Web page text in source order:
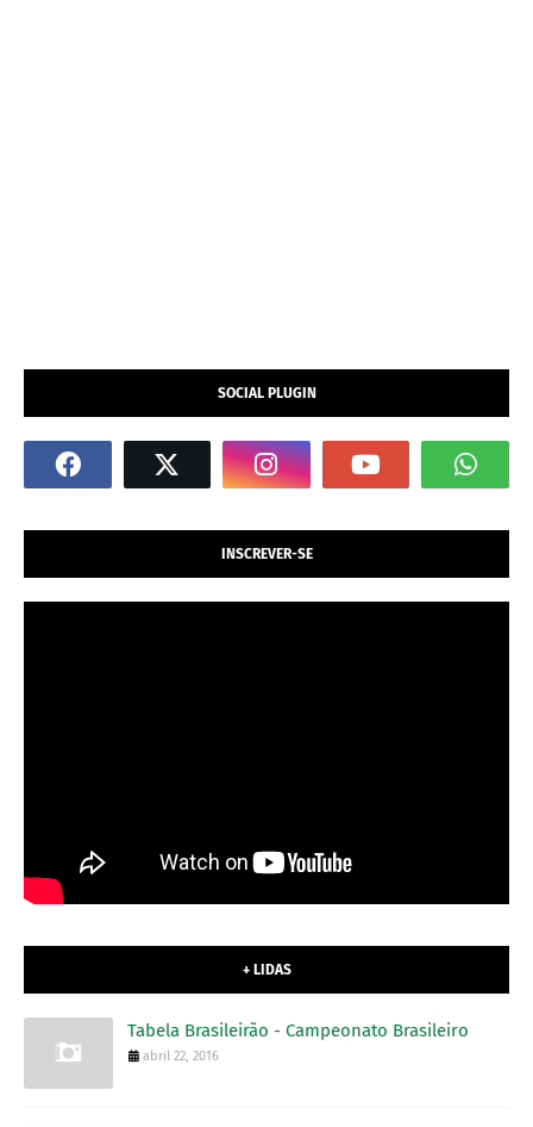
SOCIAL PLUGIN
INSCREVER-SE
+ LIDAS
Tabela Brasileirão - Campeonato Brasileiro
abril 22, 2016